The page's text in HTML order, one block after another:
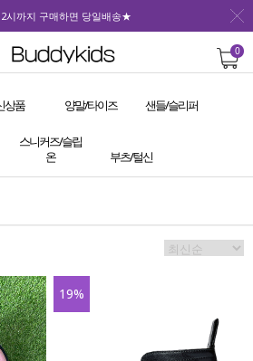
시까지 구매하면 당일배송★
0
상품 양말/타이즈 샌들/슬리퍼
스니커즈/슬립
온
부츠/털신
19%